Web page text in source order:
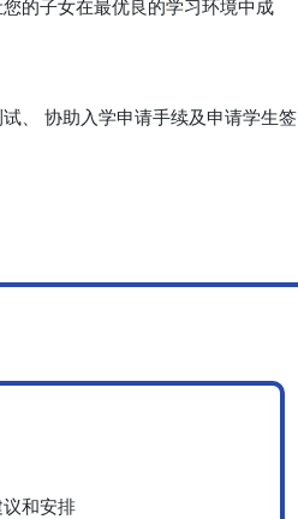
的子女在最优良的学习环境中成
、 协助入学申请手续及申请学生签
和安排